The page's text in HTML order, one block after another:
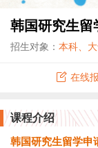
韩国研究生留
招生对象： 本科、
在线
课程介绍
韩国研究生留学申